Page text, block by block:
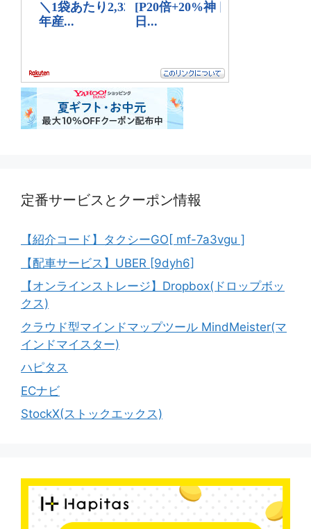
定番サービスとクーポン情報
【紹介コード】タクシーGO[ mf-7a3vgu ]
【配車サービス】UBER [9dyh6]
【オンラインストレージ】Dropbox(ドロップボッ
クス)
クラウド型マインドマップツール MindMeister(マ
インドマイスター)
ハピタス
ECナビ
StockX(ストックエックス)